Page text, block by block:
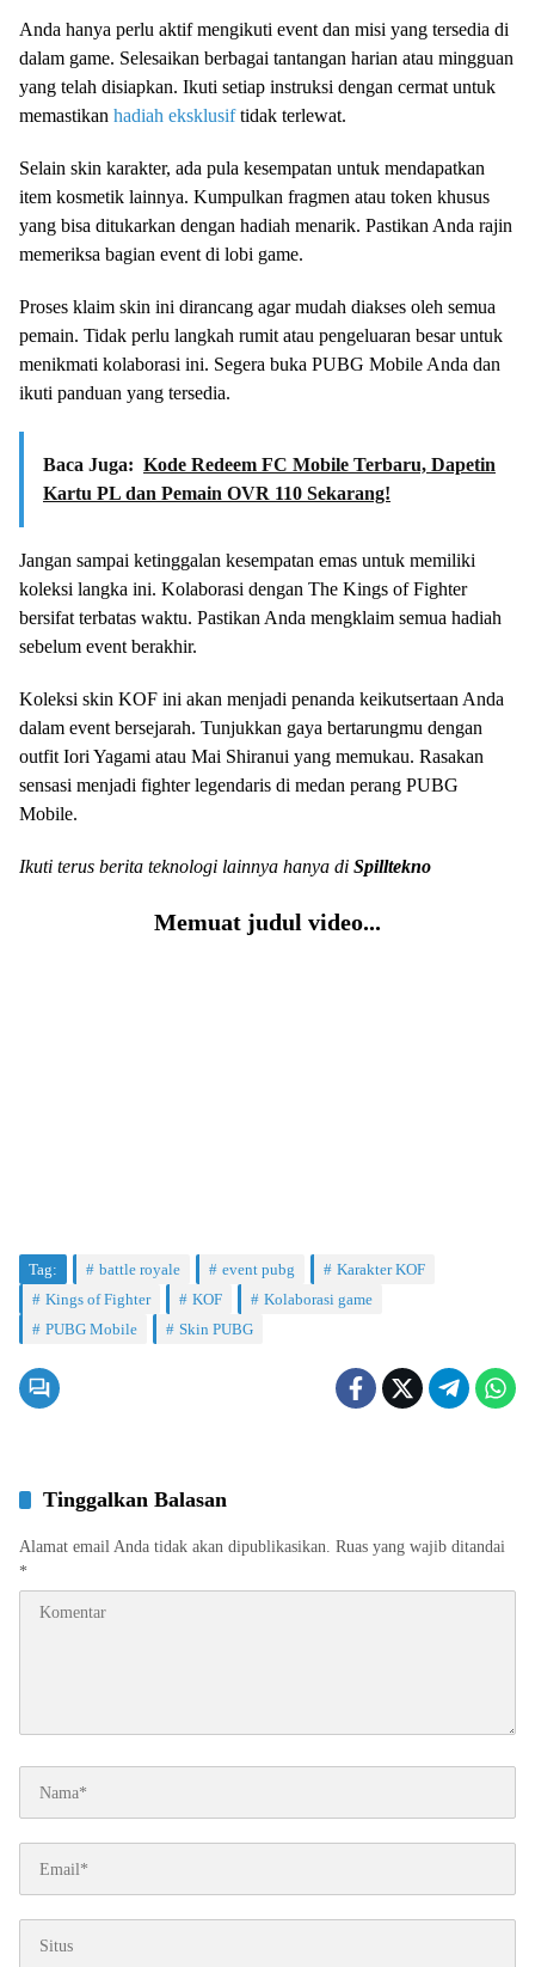
Anda hanya perlu aktif mengikuti event dan misi yang tersedia di
dalam game. Selesaikan berbagai tantangan harian atau mingguan
yang telah disiapkan. Ikuti setiap instruksi dengan cermat untuk
memastikan hadiah eksklusiftidak terlewat.
Selain skin karakter, ada pula kesempatan untuk mendapatkan
item kosmetik lainnya. Kumpulkan fragmen atau token khusus
yang bisa ditukarkan dengan hadiah menarik. Pastikan Anda rajin
memeriksa bagian event di lobi game.
Proses klaim skin ini dirancang agar mudah diakses oleh semua
pemain. Tidak perlu langkah rumit atau pengeluaran besar untuk
menikmati kolaborasi ini. Segera buka PUBG Mobile Anda dan
ikuti panduan yang tersedia.
Baca Juga: Kode Redeem FC Mobile Terbaru, Dapetin
Kartu PL dan Pemain OVR 110 Sekarang!
Jangan sampai ketinggalan kesempatan emas untuk memiliki
koleksi langka ini. Kolaborasi dengan The Kings of Fighter
bersifat terbatas waktu. Pastikan Anda mengklaim semua hadiah
sebelum event berakhir.
Koleksi skin KOF ini akan menjadi penanda keikutsertaan Anda
dalam event bersejarah. Tunjukkan gaya bertarungmu dengan
outfit Iori Yagami atau Mai Shiranui yang memukau. Rasakan
sensasi menjadi fighter legendaris di medan perang PUBG
Mobile.
Ikuti terus berita teknologi lainnya hanya di Spilltekno
Memuat judul video...
Tag: battle royale event pubg
Karakter KOF
Kings of Fighter
KOF
Kolaborasi game
PUBG Mobile
Skin PUBG
Tinggalkan Balasan
Alamat email Anda tidak akan dipublikasikan. Ruas yang wajib ditandai
*